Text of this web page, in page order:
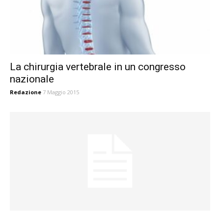
La chirurgia vertebrale in un congresso
nazionale
Redazione 7 Maggio 2015